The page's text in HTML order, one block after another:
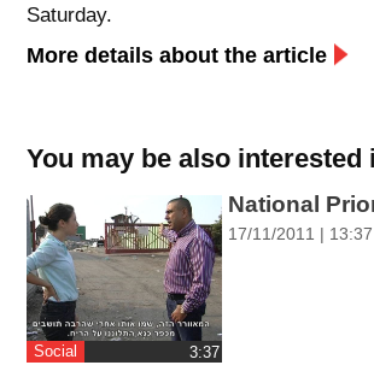
סימון קישורים
flag
השארת
משוב
Saturday.
More details about the article
You may be also interested
Social ‎3:37
National
17/11/2011 | 13:37